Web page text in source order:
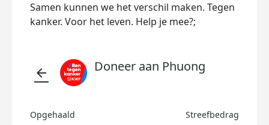
Samen kunnen we het verschil maken. Tegen
kanker. Voor het leven. Help je mee?;
arrow_back Doneer aan Phuong
Opgehaald Streefbedrag